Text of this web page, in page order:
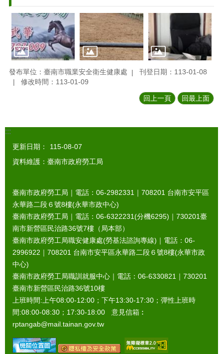
發布單位：臺南市職業安全衛生健康處
刊登日期：113-01-08
修改時間：113-01-09
回上一頁 回最上面
:::
更新日期：
115-08-07
資料維護：臺南市政府勞工局
臺南市政府勞工局｜電話：06-2982331｜ 708201 台南市安平區
永華路二段６號8樓(永華市政中心)
臺南市政府勞工局｜電話：06-6322231(分機6295)｜ 730201臺
南市新營區民治路36號7樓（局本部）
臺南市政府勞工局職安健康處(勞基法諮詢專線)｜電話：06-
2996922｜ 708201 台南市安平區永華路二段６號8樓(永華市政
中心)
臺南市政府勞工局職訓就服中心｜電話：06-6330821｜ 730201
臺南市新營區民治路36號10樓
上班時間:上午08:00-12:00；下午13:30-17:30；彈性上班時
間:08:00-08:30；17:30-18:00 意見信箱︰
rptangab@mail.tainan.gov.tw